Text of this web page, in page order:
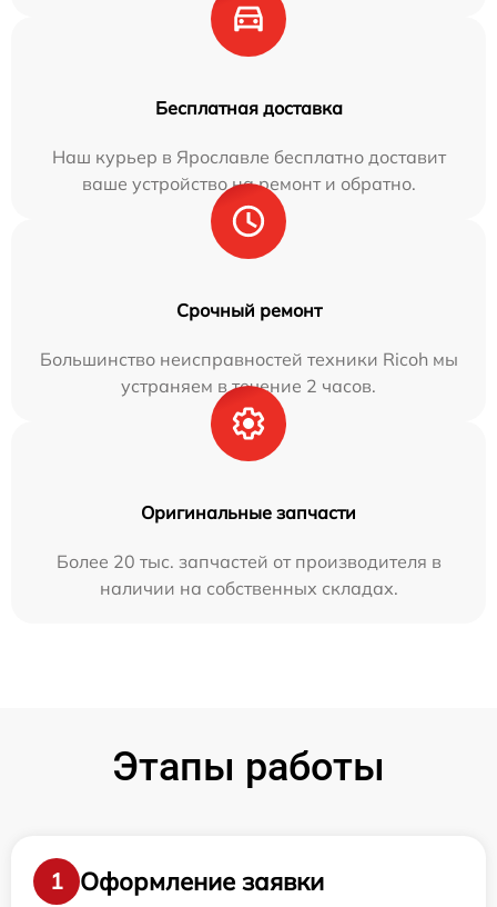
Бесплатная доставка
Наш курьер в Ярославле бесплатно доставит
ваше устройство на ремонт и обратно.
Срочный ремонт
Большинство неисправностей техники Ricoh мы
устраняем в течение 2 часов.
Оригинальные запчасти
Более 20 тыс. запчастей от производителя в
наличии на собственных складах.
Этапы работы
1
Оформление заявки